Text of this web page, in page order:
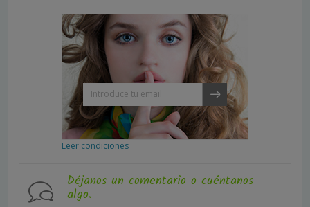
Leer condiciones
Déjanos un comentario o cuéntanos
algo.